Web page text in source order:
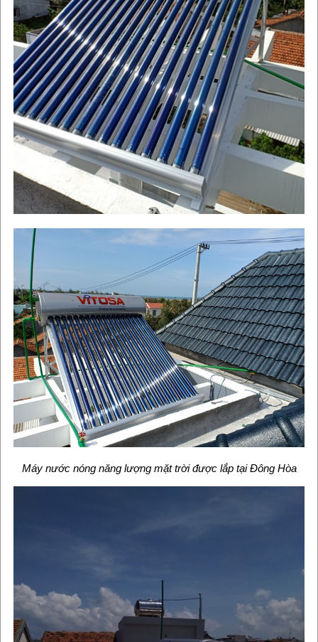
Máy nước nóng năng lượng mặt trời được lắp tại Đông Hòa